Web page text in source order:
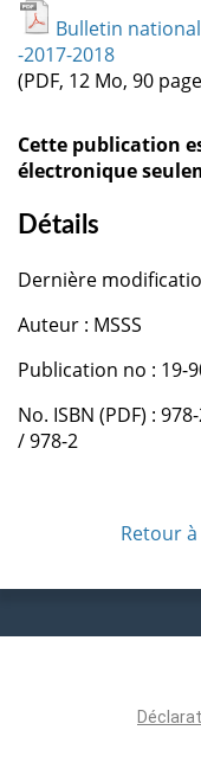
Bulletin
-2017-2018
(PDF, 12 Mo, 90
Cette publication
électronique
Détails
Dernière
Auteur : MSSS
Publication no : 19-
No. ISBN (PDF) :
/ 978-2
Retour